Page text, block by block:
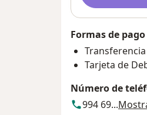
Formas de
Tarjeta de
Número de
994 69...